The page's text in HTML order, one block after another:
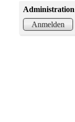
Administration
Anmelden